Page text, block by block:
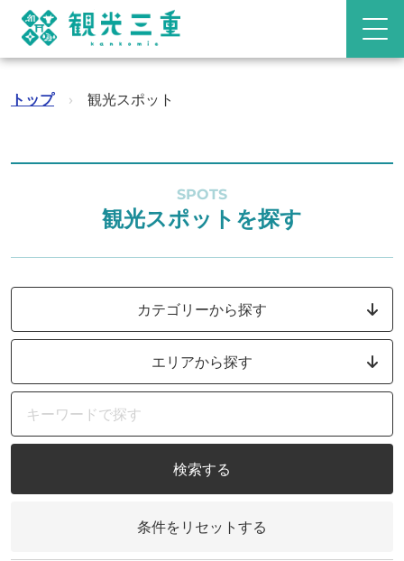
トップ › 観光スポット
SPOTS
観光スポットを探す
カテゴリーから探す
エリアから探す
検索する
条件をリセットする